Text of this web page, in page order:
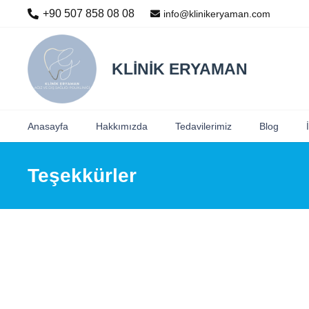
+90 507 858 08 08 info@klinikeryaman.com
KLİNİK ERYAMAN
Anasayfa Hakkımızda Tedavilerimiz Blog
Teşekkürler